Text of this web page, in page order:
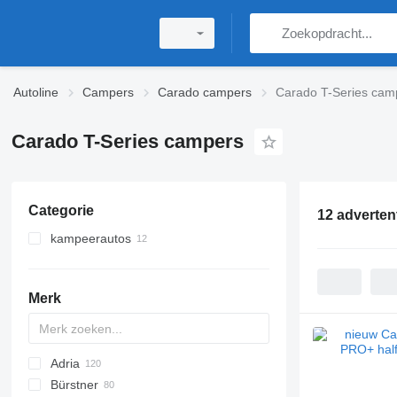
Autoline Campers Carado campers Carado T-Series
Carado T-Series campers
Categorie
kampeerautos
Merk
Adria
Action
Bürstner
12